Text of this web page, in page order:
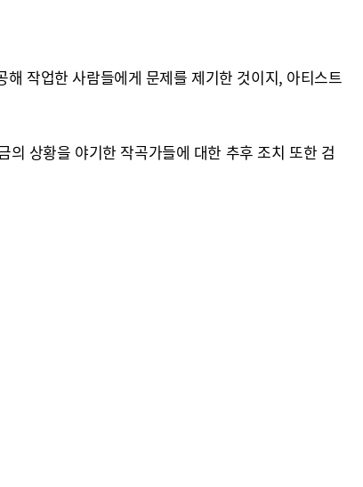
작업한 사람들에게 문제를 제기한 것이지, 아티스트
상황을 야기한 작곡가들에 대한 추후 조치 또한 검